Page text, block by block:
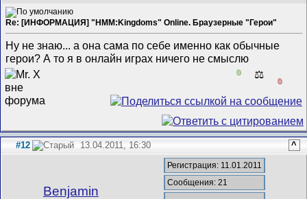
Re: [ИНФОРМАЦИЯ] "HMM:Kingdoms" Online. Браузерные "Герои"
Ну не знаю... а она сама по себе именно как обычные
герои? А то я в онлайн играх ничего не смыслю
0 ⚖️
0
#12 13.04.2011, 16:30 ^
Benjamin
Регистрация: 11.01.2011
Сообщения: 21